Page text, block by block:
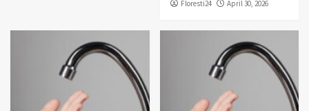
Floresti24 April 30, 2026